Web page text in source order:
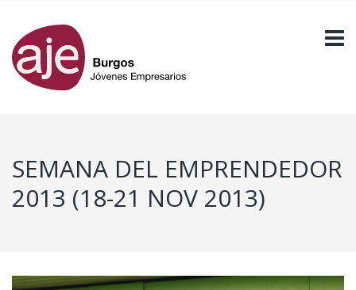
SEMANA DEL EMPRENDEDOR
2013 (18-21 NOV 2013)